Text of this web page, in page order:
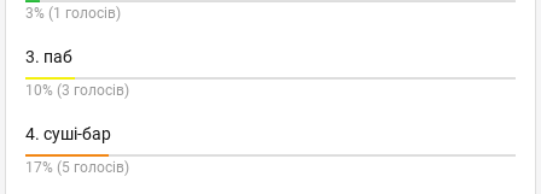
3% (1 голосів)
3. паб
10% (3 голосів)
4. суші-бар
17% (5 голосів)